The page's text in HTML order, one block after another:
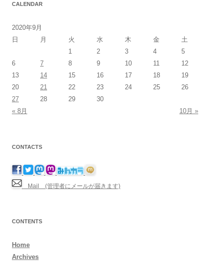
CALENDAR
2020年9月
日
月 火 水 木 金
土
1
2 3 4
5
6
7 8 9 10 11
12
13
14 15 16 17 18
19
20
21 22 23 24 25
26
27
28 29
30
« 8月
10月 »
CONTACTS
Mail (管理者にメールが届きます)
CONTENTS
Home
Archives